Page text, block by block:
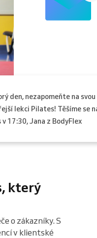
den, nezapomeňte na svou
lekci Pilates! Těšíme se
v 17:30, Jana z BodyFlex
který
o zákazníky. S
v klientské